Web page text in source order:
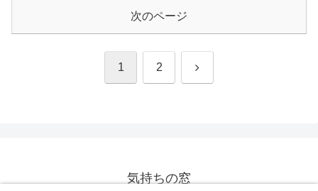
次のページ
1 2 次
気持ちの窓